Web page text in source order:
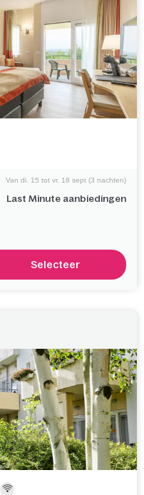
Last Minute aanbiedingen
Van di. 15 tot vr. 18 sept (3 nachten)
Selecteer